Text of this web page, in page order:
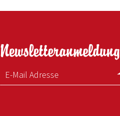
Newsletteranmeldung